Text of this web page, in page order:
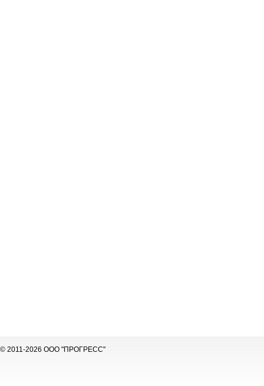
© 2011-2026 ООО "ПРОГРЕСС"